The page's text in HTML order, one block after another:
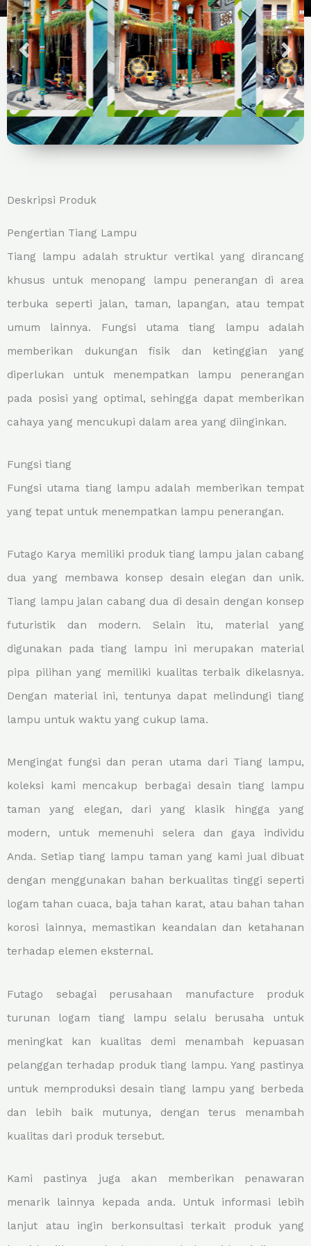
Deskripsi Produk
Pengertian Tiang Lampu
Tiang lampu adalah struktur vertikal yang dirancang
khusus untuk menopang lampu penerangan di area
terbuka seperti jalan, taman, lapangan, atau tempat
umum lainnya. Fungsi utama tiang lampu adalah
memberikan dukungan fisik dan ketinggian yang
diperlukan untuk menempatkan lampu penerangan
pada posisi yang optimal, sehingga dapat memberikan
cahaya yang mencukupi dalam area yang diinginkan.
Fungsi tiang
Fungsi utama tiang lampu adalah memberikan tempat
yang tepat untuk menempatkan lampu penerangan.
Futago Karya memiliki produk tiang lampu jalan cabang
dua yang membawa konsep desain elegan dan unik.
Tiang lampu jalan cabang dua di desain dengan konsep
futuristik dan modern. Selain itu, material yang
digunakan pada tiang lampu ini merupakan material
pipa pilihan yang memiliki kualitas terbaik dikelasnya.
Dengan material ini, tentunya dapat melindungi tiang
lampu untuk waktu yang cukup lama.
Mengingat fungsi dan peran utama dari Tiang lampu,
koleksi kami mencakup berbagai desain tiang lampu
taman yang elegan, dari yang klasik hingga yang
modern, untuk memenuhi selera dan gaya individu
Anda. Setiap tiang lampu taman yang kami jual dibuat
dengan menggunakan bahan berkualitas tinggi seperti
logam tahan cuaca, baja tahan karat, atau bahan tahan
korosi lainnya, memastikan keandalan dan ketahanan
terhadap elemen eksternal.
Futago sebagai perusahaan manufacture produk
turunan logam tiang lampu selalu berusaha untuk
meningkat kan kualitas demi menambah kepuasan
pelanggan terhadap produk tiang lampu. Yang pastinya
untuk memproduksi desain tiang lampu yang berbeda
dan lebih baik mutunya, dengan terus menambah
kualitas dari produk tersebut.
Kami pastinya juga akan memberikan penawaran
menarik lainnya kepada anda. Untuk informasi lebih
lanjut atau ingin berkonsultasi terkait produk yang